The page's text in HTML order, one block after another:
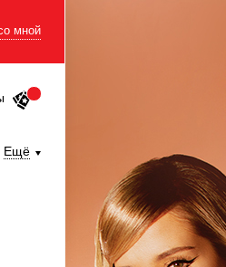
мной
Ещё